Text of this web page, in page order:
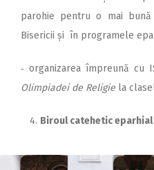
parohie pentru o mai
Bisericii și în programele
‑ organizarea împreună cu
Olimpiadei de Religie la
Biroul catehetic